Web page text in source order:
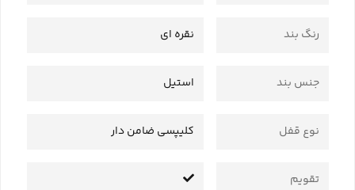
رنگ بند نقره ای
جنس بند استیل
نوع قفل کلیپسی ضامن دار
تقویم